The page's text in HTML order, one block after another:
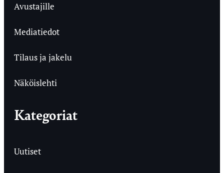
Avustajille
Mediatiedot
Tilaus ja jakelu
Näköislehti
Kategoriat
Uutiset